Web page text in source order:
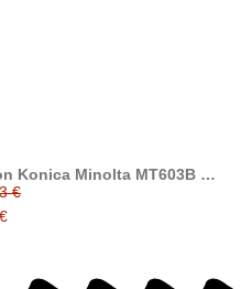
Konica Minolta MT603B (
)
€